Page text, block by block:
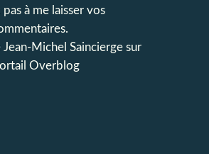
à me laisser vos
Jean-Michel Sainciergesur
Overblog